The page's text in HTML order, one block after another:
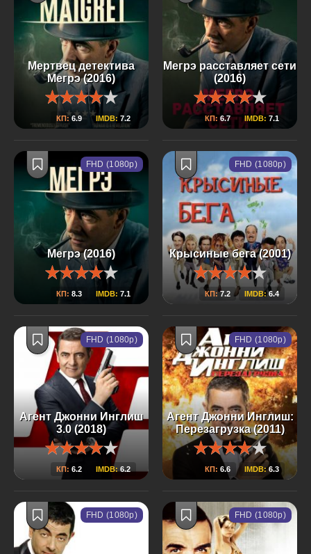
Мертвец детектива
Мегрэ (2016)
КП:6.9 IMDB: 7.2
Мегрэ расставляет сети
(2016)
КП:6.7 IMDB: 7.1
Мегрэ (2016)
КП: 8.3 IMDB: 7.1
FHD (1080p)
Крысиные бега (2001)
КП:7.2 IMDB: 6.4
FHD (1080p)
Агент Джонни Инглиш
3.0 (2018)
КП: 6.2 IMDB: 6.2
FHD (1080p)
Агент Джонни Инглиш:
Перезагрузка (2011)
КП: 6.6 IMDB:6.3
FHD (1080p)
FHD (1080p) FHD (1080p)